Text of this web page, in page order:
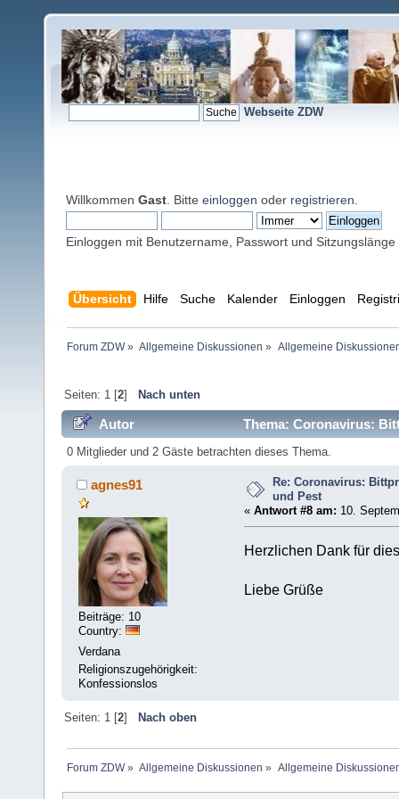
Webseite ZDW
Willkommen Gast . Bitte einloggen oder registrieren
Einloggen mit Benutzername, Passwort und Sitzungslänge
Übersicht Hilfe Suche Kalender Einloggen
Forum ZDW» Allgemeine Diskussionen » Allgemeine
Seiten: 1[2] Nach unten
Autor Thema: Coronavirus:
0 Mitglieder und 2 Gäste betrachten dieses Thema.
agnes91
Beiträge: 10
Country:
Verdana
Religionszugehörigkeit:
Konfessionslos
Re: Coronavirus:
und Pest
« Antwort #8 am: 10.
Herzlichen Dank für
Liebe Grüße
Seiten: 1 [2] Nach oben
Forum ZDW» Allgemeine Diskussionen » Allgemeine